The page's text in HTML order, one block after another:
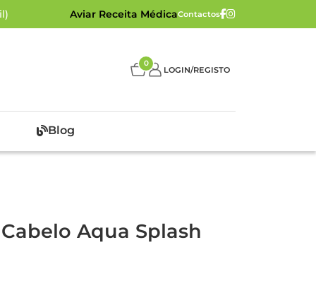
Aviar Receita MédicaContactos
0
LOGIN/REGISTO
Blog
Aqua Splash